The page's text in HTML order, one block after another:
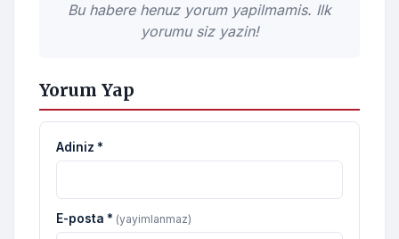
Bu habere henuz yorum yapilmamis. Ilk
yorumu siz yazin!
Yorum Yap
Adiniz *
E-posta * (yayimlanmaz)